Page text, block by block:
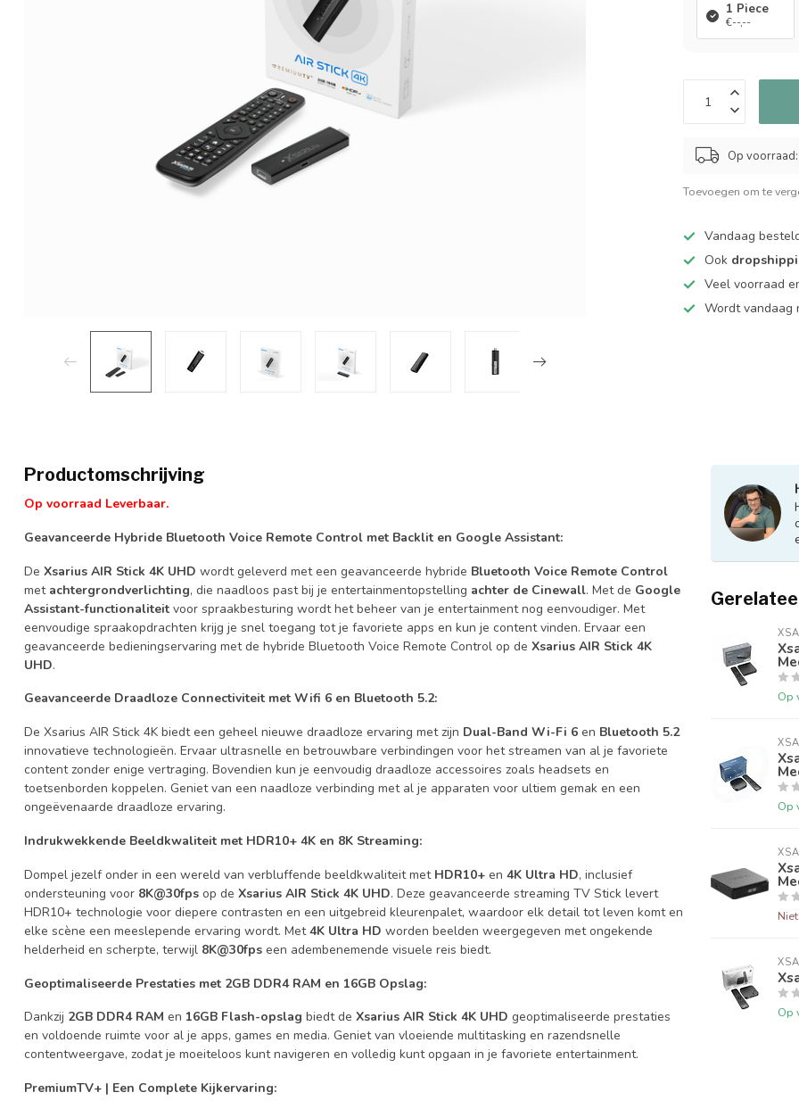
1 Piece
€--,--
Op
Toevoegen om te
Vandaag
Ook
Veel voorraad
Wordt
Productomschrijving
Op voorraad Leverbaar.
Geavanceerde Hybride Bluetooth Voice Remote Control met Backlit en Google Assistant:
De Xsarius AIR Stick 4K UHD wordt geleverd met een geavanceerde hybride Bluetooth Voice Remote Control
met achtergrondverlichting, die naadloos past bij je entertainmentopstelling achter de Cinewall. Met de Google
Assistant-functionaliteit voor spraakbesturing wordt het beheer van je entertainment nog eenvoudiger. Met
eenvoudige spraakopdrachten krijg je snel toegang tot je favoriete apps en kun je content vinden. Ervaar een
geavanceerde bedieningservaring met de hybride Bluetooth Voice Remote Control op de Xsarius AIR Stick 4K
UHD.
Geavanceerde Draadloze Connectiviteit met Wifi 6 en Bluetooth 5.2:
De Xsarius AIR Stick 4K biedt een geheel nieuwe draadloze ervaring met zijn Dual-Band Wi-Fi 6 en Bluetooth 5.2
innovatieve technologieën. Ervaar ultrasnelle en betrouwbare verbindingen voor het streamen van al je favoriete
content zonder enige vertraging. Bovendien kun je eenvoudig draadloze accessoires zoals headsets en
toetsenborden koppelen. Geniet van een naadloze verbinding met al je apparaten voor ultiem gemak en een
ongeëvenaarde draadloze ervaring.
Indrukwekkende Beeldkwaliteit met HDR10+ 4K en 8K Streaming:
Dompel jezelf onder in een wereld van verbluffende beeldkwaliteit metHDR10+ en 4K Ultra HD, inclusief
ondersteuning voor 8K@30fps op de Xsarius AIR Stick 4K UHD. Deze geavanceerde streaming TV Stick levert
HDR10+ technologie voor diepere contrasten en een uitgebreid kleurenpalet, waardoor elk detail tot leven komt en
elke scène een meeslepende ervaring wordt. Met4K Ultra HD worden beelden weergegeven met ongekende
helderheid en scherpte, terwijl 8K@30fps een adembenemende visuele reis biedt.
Geoptimaliseerde Prestaties met 2GB DDR4 RAM en 16GB Opslag:
Dankzij 2GB DDR4 RAM en 16GB Flash-opslag biedt de Xsarius AIR Stick 4K UHD geoptimaliseerde prestaties
en voldoende ruimte voor al je apps, games en media. Geniet van vloeiende multitasking en razendsnelle
contentweergave, zodat je moeiteloos kunt navigeren en volledig kunt opgaan in je favoriete entertainment.
PremiumTV+ | Een Complete Kijkervaring:
Op
Op
Op